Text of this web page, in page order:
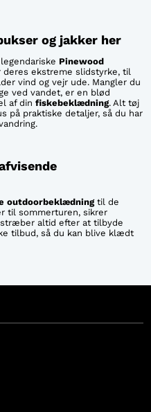
og jakker her
Pinewood
deres ekstreme slidstyrke, til
vind og vejr ude. Mangler du
ved vandet, er en blød
af dinfiskebeklædning. Alt tøj
på praktiske detaljer, så du har
outdoorbeklædningtil de
til sommerturen, sikrer
stræber altid efter at tilbyde
tilbud, så du kan blive klædt